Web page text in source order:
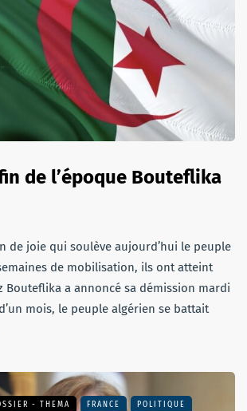
de l’époque Bouteflika
de joie qui soulève aujourd’hui le peuple
de mobilisation, ils ont atteint
Bouteflika a annoncé sa démission mardi
mois, le peuple algérien se battait
- THEMA FRANCE POLITIQUE